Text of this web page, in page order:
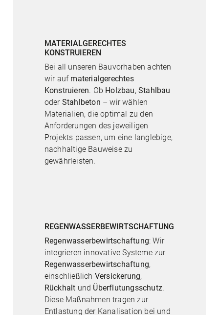
MATERIALGERECHTES
KONSTRUIEREN
Bei all unseren Bauvorhaben achten
wir auf materialgerechtes
Konstruieren. Ob Holzbau,Stahlbau
oder Stahlbeton – wir wählen
Materialien, die optimal zu den
Anforderungen des jeweiligen
Projekts passen, um eine langlebige,
nachhaltige Bauweise zu
gewährleisten.
REGENWASSERBEWIRTSCHAFTUNG
Regenwasserbewirtschaftung: Wir
integrieren innovative Systeme zur
Regenwasserbewirtschaftung,
einschließlich Versickerung,
Rückhalt und Überflutungsschutz.
Diese Maßnahmen tragen zur
Entlastung der Kanalisation bei und